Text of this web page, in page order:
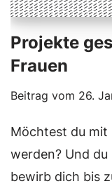
Projekte
Frauen
Beitrag vom 26.
Möchtest du mit
werden? Und du
bewirb dich bis